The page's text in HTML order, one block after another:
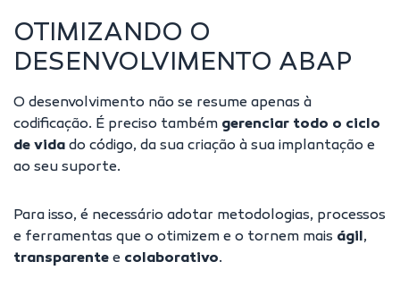
OTIMIZANDO O
DESENVOLVIMENTO ABAP
O desenvolvimento não se resume apenas à
codificação. É preciso também gerenciar todo o ciclo
de vida do código, da sua criação à sua implantação e
ao seu suporte.
Para isso, é necessário adotar metodologias, processos
e ferramentas que o otimizem e o tornem mais ágil,
transparente e colaborativo.